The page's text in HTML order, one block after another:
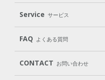
パッケージへのこだ
Laundry
Cleaning
Body（ボディ） Hair（ヘ
Goods （グッズ）
Service サービス
User Guide
FAQ よくある質問
CONTACT お問い合わせ